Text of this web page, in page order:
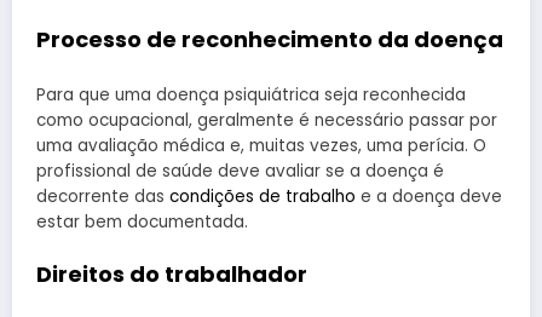
Processo de reconhecimento da doença
Para que uma doença psiquiátrica seja reconhecida
como ocupacional, geralmente é necessário passar por
uma avaliação médica e, muitas vezes, uma perícia. O
profissional de saúde deve avaliar se a doença é
decorrente das condições de trabalho e a doença deve
estar bem documentada.
Direitos do trabalhador